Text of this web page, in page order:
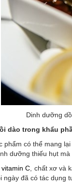
Dinh dưỡng
dào trong khẩu
phẩm có thể mang
dưỡng thiếu hụt
vitamin C , chất xơ và
ngày đã có tác dụng